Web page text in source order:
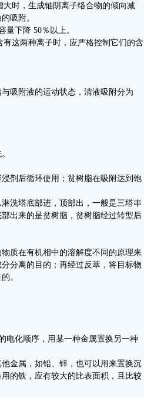
时，生成铀阴离子络合物的倾向减
吸附。
量下降 50％以上。
这两种离子时，应严格控制它们的含
吸附液的运动状态，清液吸附分为
剂后循环使用；贫树脂在吸附达到饱
洗塔底部进，顶部出，一般是三塔串
出来的是贫树脂，贫树脂经过转型后
质在有机相中的溶解度不同的原理来
分离的目的；再经过反萃，将目标物
。
电化顺序，用某一种金属置换另一种
金属，如铅、锌，也可以用来置换沉
的铁，应有较大的比表面积，且比较